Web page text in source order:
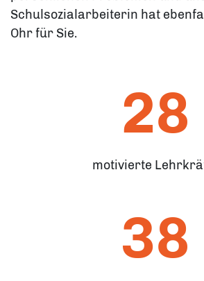
Schulsozialarbeiterin hat
Ohr für Sie.
28
motivierte
38